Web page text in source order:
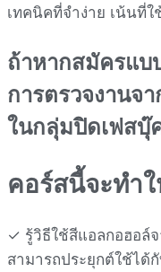
เทคนิคที่จำง่าย เน้นที่ใ
ถ้าหากสมัครแบ
การตรวจงานจ
ในกลุ่มปิดเฟสบุ๊
คอร์สนี้จะทำ
✓ รู้วิธีใช้สีแอลกอฮอล์
สามารถประยุกต์ใช้ได้